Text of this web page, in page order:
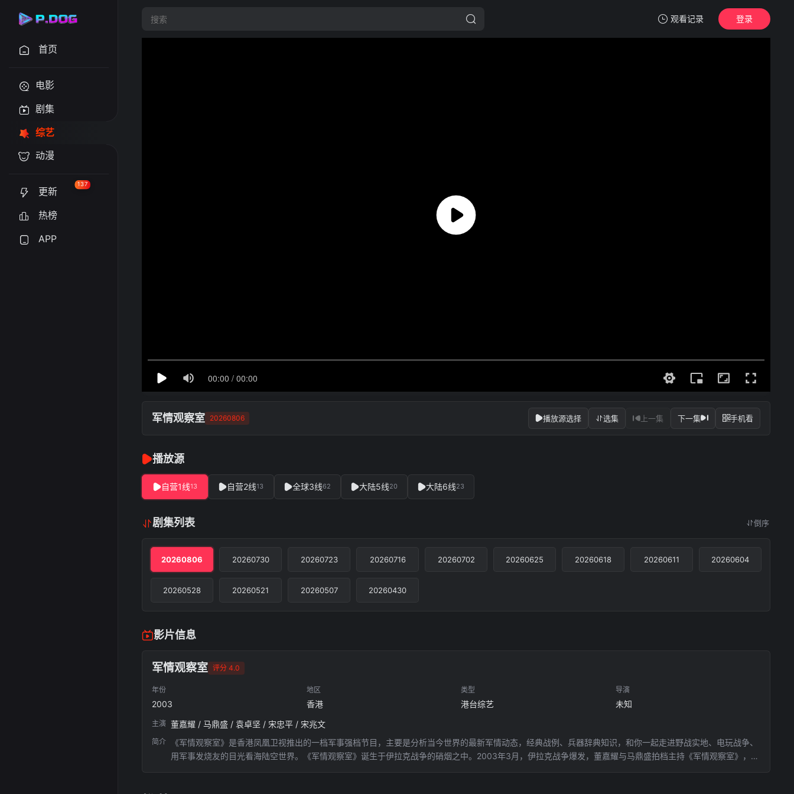
观看记录 登录
首页
电影
剧集
综艺
动漫
更新
137
热榜
APP
军情观察室 20260806 播放源选择 选集 上一集 下一集 手机看
播放源
自营1线13 自营2线13 全球3线62 大陆5线20 大陆6线23
剧集列表 倒序
20260806 20260730 20260723 20260716 20260702 20260625 20260618 20260611 20260604
20260528 20260521 20260507 20260430
影片信息
军情观察室 评分 4.0
年份
2003
地区
香港
类型
港台综艺
导演
未知
主演 董嘉耀 / 马鼎盛 / 袁卓坚 / 宋忠平 / 宋兆文
简介
《军情观察室》是香港凤凰卫视推出的一档军事强档节目，主要是分析当今世界的最新军情动态，经典战例、兵器辞典知识，和你一起走进野战实地、电玩战争、
用军事发烧友的目光看海陆空世界。《军情观察室》诞生于伊拉克战争的硝烟之中。2003年3月，伊拉克战争爆发，董嘉耀与马鼎盛拍档主持《军情观察室》，全